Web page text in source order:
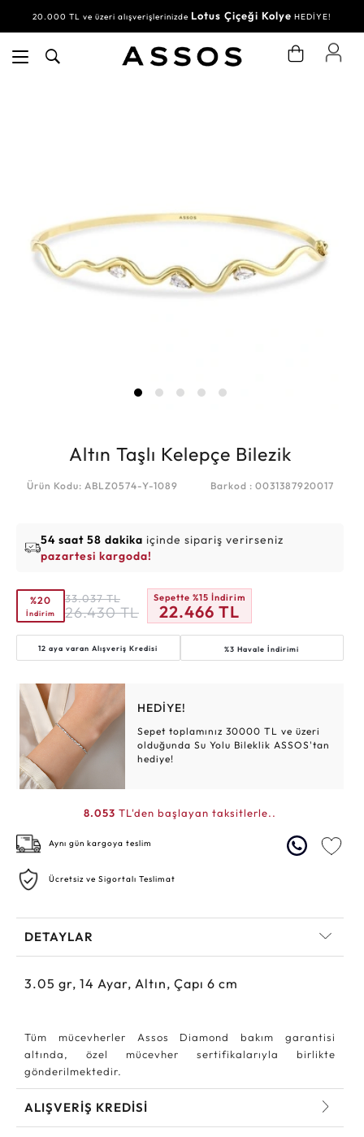
20.000 TL ve üzeri alışverişlerinizde Lotus Çiçeği Kolye HEDİYE!
Altın Taşlı Kelepçe Bilezik
Ürün Kodu: ABLZ0574-Y-1089 Barkod : 0031387920017
54 saat 58 dakika içinde sipariş verirseniz
pazartesi kargoda!
%20
İndirim
33.037 TL
26.430 TL
Sepette %15 İndirim
22.466 TL
12 aya varanAlışveriş Kredisi %3 Havale İndirimi
HEDİYE!
Sepet toplamınız 30000 TL ve üzeri
olduğunda Su Yolu Bileklik ASSOS'tan
hediye!
8.053 TL'den başlayan taksitlerle..
Aynı gün kargoya teslim
Ücretsiz ve Sigortalı Teslimat
DETAYLAR
3.05 gr, 14 Ayar, Altın, Çapı 6 cm
Tüm mücevherler Assos Diamond bakım garantisi
altında, özel mücevher sertifikalarıyla birlikte
gönderilmektedir.
ALIŞVERİŞ KREDİSİ